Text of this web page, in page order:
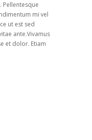
Pellentesque
mi vel
ut est sed
ante.Vivamus
et dolor. Etiam